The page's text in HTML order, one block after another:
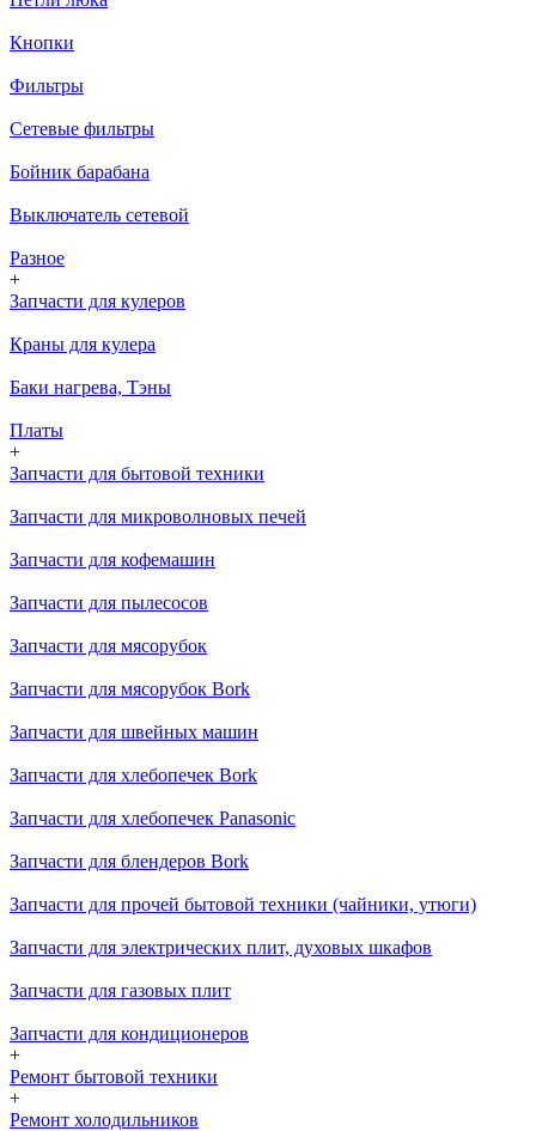
Кнопки
Фильтры
Сетевые фильтры
Бойник барабана
Выключатель сетевой
Разное
+
Запчасти для кулеров
Краны для кулера
Баки нагрева, Тэны
Платы
+
Запчасти для бытовой техники
Запчасти для микроволновых печей
Запчасти для кофемашин
Запчасти для пылесосов
Запчасти для мясорубок
Запчасти для мясорубок Bork
Запчасти для швейных машин
Запчасти для хлебопечек Bork
Запчасти для хлебопечек Panasonic
Запчасти для блендеров Bork
Запчасти для прочей бытовой техники (чайники, утюги)
Запчасти для электрических плит, духовых шкафов
Запчасти для газовых плит
Запчасти для кондиционеров
+
Ремонт бытовой техники
+
Ремонт холодильников